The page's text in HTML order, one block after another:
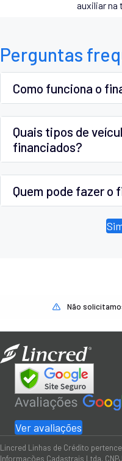
auxiliar na
Perguntas
Como funciona o
Quais tipos de
financiados?
Quem pode fazer o
Não
Ver avaliações
Lincred Linhas de Crédito
Informações Cadastrais Ltda.